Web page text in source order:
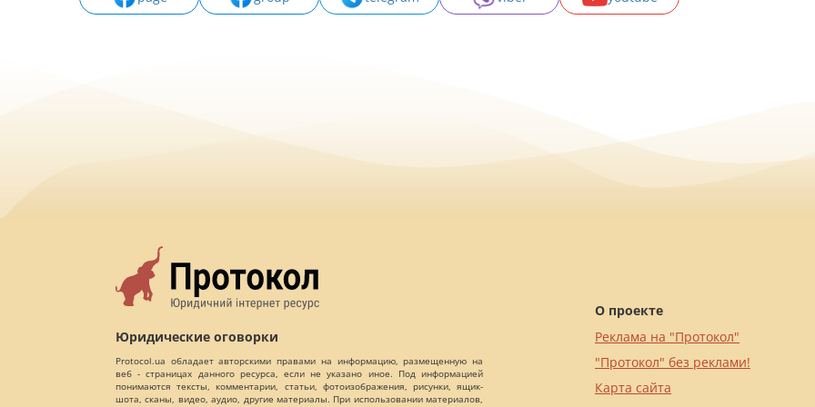
Юридические оговорки
Protocol.ua обладает авторскими правами на информацию, размещенную на
веб - страницах данного ресурса, если не указано иное. Под информацией
понимаются тексты, комментарии, статьи, фотоизображения, рисунки, ящик-
шота, сканы, видео, аудио, другие материалы. При использовании материалов,
О проекте
Реклама на "Протокол"
"Протокол" без реклами!
Карта сайта